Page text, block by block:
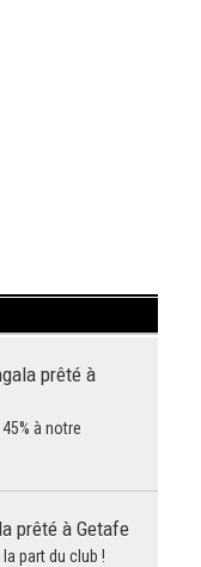
prêté à
à notre
prêté à Getafe
part du club !